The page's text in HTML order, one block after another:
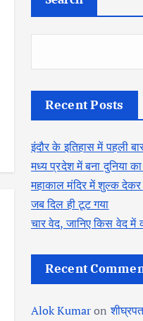
Recent Posts
इंदौर के इतिहास में पहली
मध्य प्रदेश में बना दुनिया
महाकाल मंदिर में शुल्क
जब दिल ही टूट गया
चार वेद, जानिए किस वेद में
Recent
Alok Kumaron